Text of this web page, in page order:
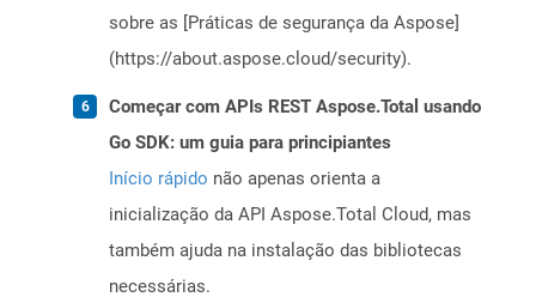
sobre as [Práticas de segurança da Aspose]
(https://about.aspose.cloud/security).
Começar com APIs REST Aspose.Total usando
Go SDK: um guia para principiantes
Início rápido não apenas orienta a
inicialização da API Aspose.Total Cloud, mas
também ajuda na instalação das bibliotecas
necessárias.